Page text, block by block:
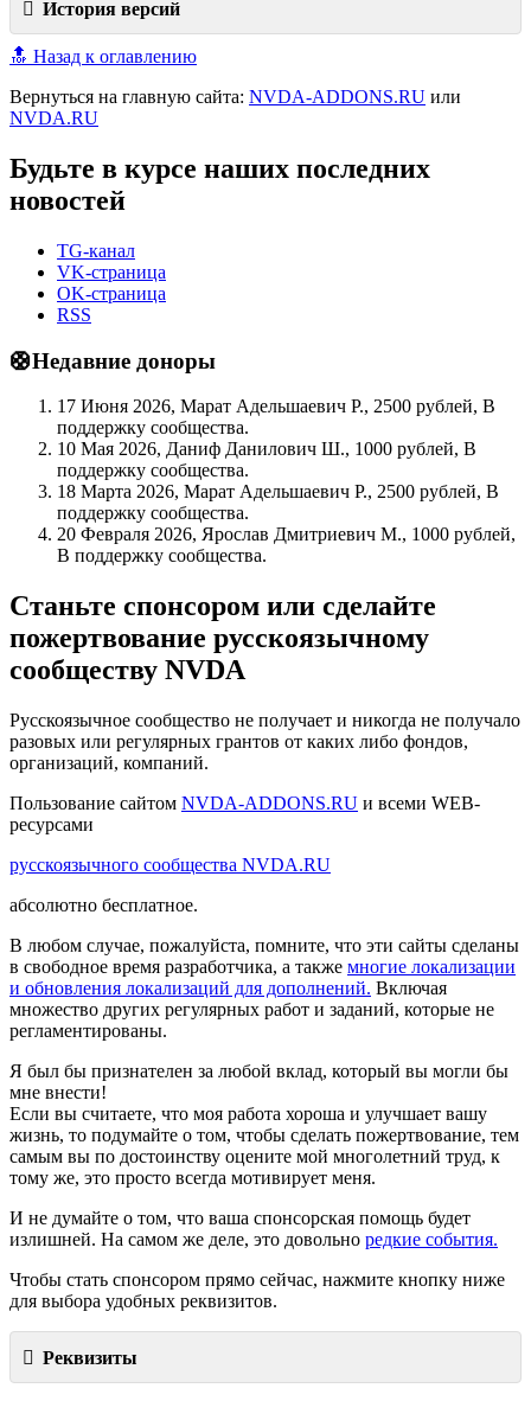
История версий
🔝 Назад к оглавлению
Вернуться на главную сайта: NVDA-ADDONS.RU или
NVDA.RU
Будьте в курсе наших последних
новостей
TG-канал
VK-страница
OK-страница
RSS
🛟Недавние доноры
17 Июня 2026, Марат Адельшаевич Р., 2500 рублей, В
поддержку сообщества.
10 Мая 2026, Даниф Данилович Ш., 1000 рублей, В
поддержку сообщества.
18 Марта 2026, Марат Адельшаевич Р., 2500 рублей, В
поддержку сообщества.
20 Февраля 2026, Ярослав Дмитриевич М., 1000 рублей,
В поддержку сообщества.
Станьте спонсором или сделайте
пожертвование русскоязычному
сообществу NVDA
Русскоязычное сообщество не получает и никогда не получало
разовых или регулярных грантов от каких либо фондов,
организаций, компаний.
Пользование сайтом NVDA-ADDONS.RU и всеми WEB-
ресурсами
русскоязычного сообщества NVDA.RU
абсолютно бесплатное.
В любом случае, пожалуйста, помните, что эти сайты сделаны
в свободное время разработчика, а также многие локализации
и обновления локализаций для дополнений. Включая
множество других регулярных работ и заданий, которые не
регламентированы.
Я был бы признателен за любой вклад, который вы могли бы
мне внести!
Если вы считаете, что моя работа хороша и улучшает вашу
жизнь, то подумайте о том, чтобы сделать пожертвование, тем
самым вы по достоинству оцените мой многолетний труд, к
тому же, это просто всегда мотивирует меня.
И не думайте о том, что ваша спонсорская помощь будет
излишней. На самом же деле, это довольно редкие события.
Чтобы стать спонсором прямо сейчас, нажмите кнопку ниже
для выбора удобных реквизитов.
Реквизиты